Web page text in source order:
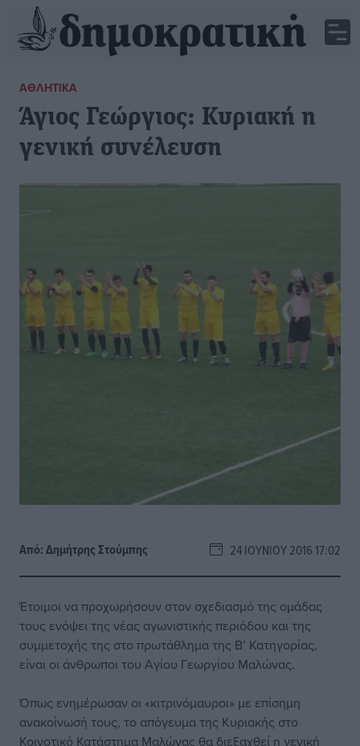
ΑΘΛΗΤΙΚΆ
Άγιος Γεώργιος: Κυριακή η
γενική συνέλευση
Από:Δημήτρης Στούμπης 24 ΙΟΥΝΊΟΥ 2016 17:02
Έτοιμοι να προχωρήσουν στον σχεδιασμό της ομάδας
τους ενόψει της νέας αγωνιστικής περιόδου και της
συμμετοχής της στο πρωτάθλημα της Β’ Κατηγορίας,
είναι οι άνθρωποι του Αγίου Γεωργίου Μαλώνας.
Όπως ενημέρωσαν οι «κιτρινόμαυροι» με επίσημη
ανακοίνωσή τους, το απόγευμα της Κυριακής στο
Κοινοτικό Κατάστημα Μαλώνας θα διεξαχθεί η γενική